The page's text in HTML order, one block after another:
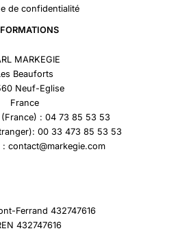
de confidentialité
MARKEGIE
Beauforts
Neuf-Eglise
France
: 04 73 85 53 53
00 33 473 85 53 53
contact@markegie.com
Ferrand 432747616
432747616